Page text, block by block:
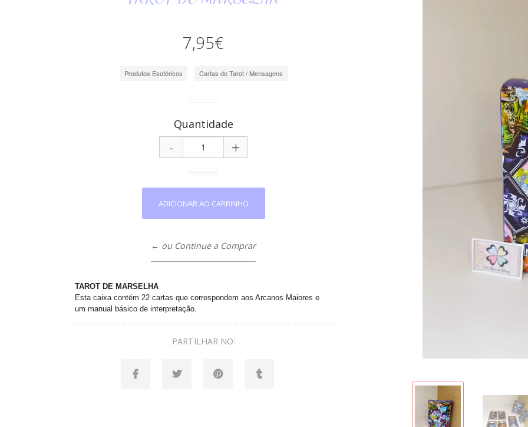
7,95€
Produtos Esotéricos Cartas de Tarot / Mensagens
Quantidade
+
-
← ou Continue a Comprar
TAROT DE MARSELHA
Esta caixa contém 22 cartas que correspondem aos Arcanos Maiores e
um manual básico de interpretação.
PARTILHAR NO: